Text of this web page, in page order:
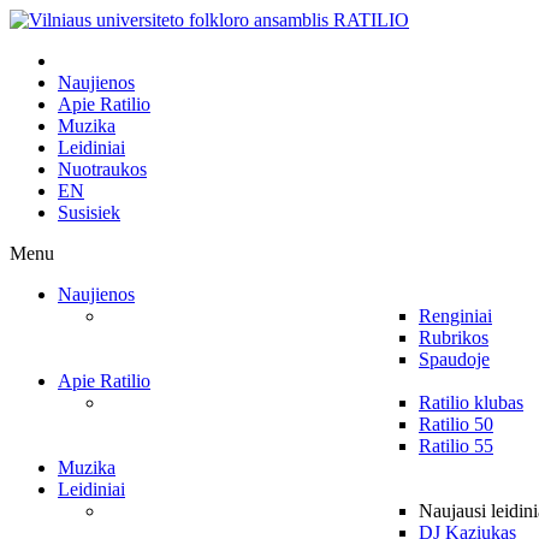
Naujienos
Apie Ratilio
Muzika
Leidiniai
Nuotraukos
EN
Susisiek
Menu
Naujienos
Renginiai
Rubrikos
Spaudoje
Apie Ratilio
Ratilio klubas
Ratilio 50
Ratilio 55
Muzika
Leidiniai
Naujausi
DJ Kaziukas